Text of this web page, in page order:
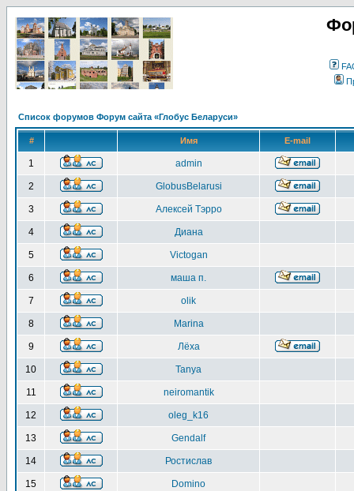
Список форумов Форум сайта «Глобус Беларуси»
# Имя E-mail
1 admin
2 GlobusBelarusi
3 Алексей Тэрро
4 Диана
5 Victogan
6 маша п.
7 olik
8 Marina
9 Лёха
10 Tanya
11 neiromantik
12 oleg_k16
13 Gendalf
14 Ростислав
15 Domino